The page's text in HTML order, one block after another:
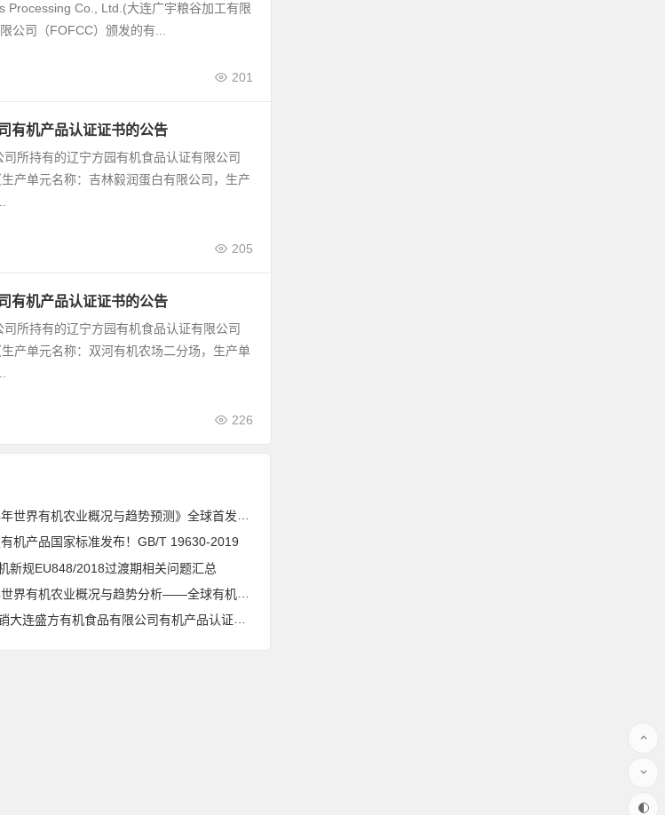
Processing Co., Ltd.(大连广宇粮谷加工有限
公司（FOFCC）颁发的有...
201
有机产品认证证书的公告
所持有的辽宁方园有机食品认证有限公司
产单元名称：吉林毅润蛋白有限公司，生产
205
有机产品认证证书的公告
所持有的辽宁方园有机食品认证有限公司
产单元名称：双河有机农场二分场，生产单
226
界有机农业概况与趋势预测》全球首发 – 中国有机市场规模跻身世界第三
机产品国家标准发布！GB/T 19630-2019
新规EU848/2018过渡期相关问题汇总
机农业概况与趋势分析——全球有机农地现状与有机食品（含饮料）市场
连盛方有机食品有限公司有机产品认证证书的公告